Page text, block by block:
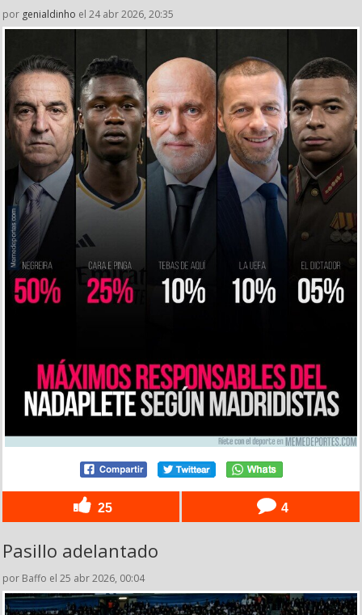
por genialdinho el 24 abr 2026, 20:35
25 4
Pasillo adelantado
por Baffo el 25 abr 2026, 00:04